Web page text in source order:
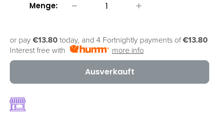
Menge:
or pay €13.80 today, and 4 Fortnightly payments of€13.80
Interest free with
more info
Ausverkauft